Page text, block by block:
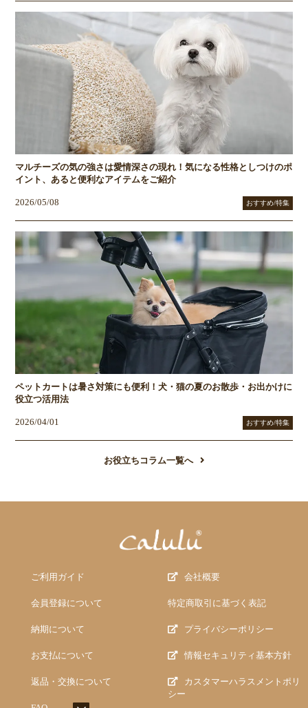
マルチーズの気の強さは愛情深さの現れ！気になる性格としつけのポ
イント、あると便利なアイテムをご紹介
2026/05/08 おすすめ/特集
ペットカートは暑さ対策にも便利！犬・猫の夏のお散歩・お出かけに
役立つ活用法
2026/04/01 おすすめ/特集
お役立ちコラム一覧へ
ご利用ガイド
会員登録について
納期について
お支払について
返品・交換について
会社概要
特定商取引に基づく表記
プライバシーポリシー
情報セキュリティ基本方針
カスタマーハラスメントポリ
シー